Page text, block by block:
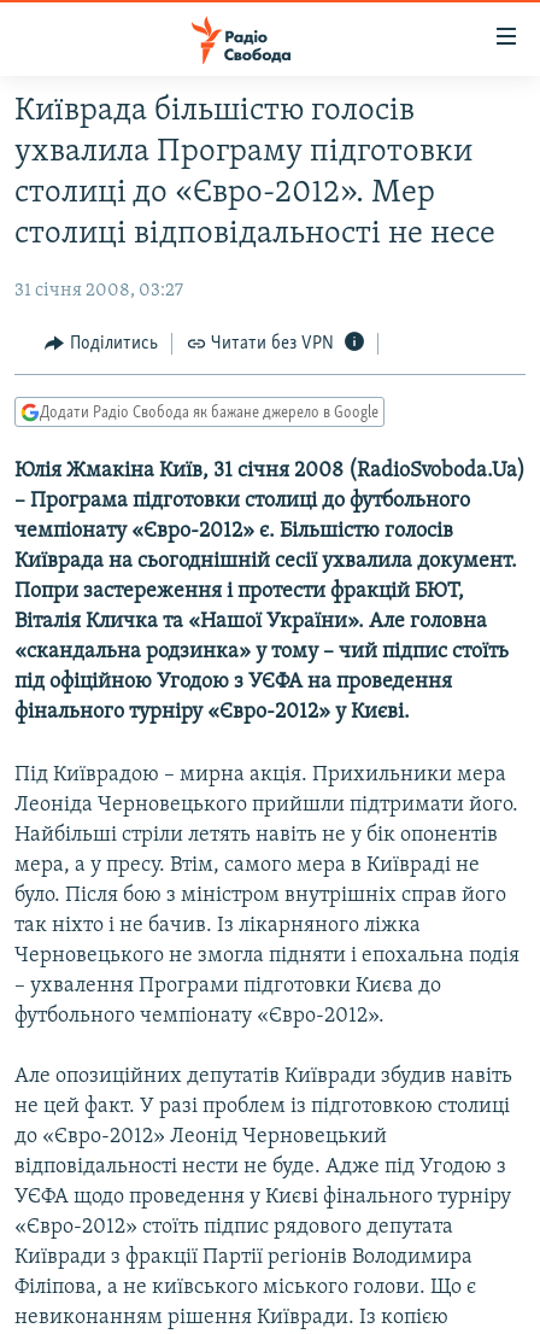
Перейти
до
основного
матеріалу
до
основної
Перейти
пошуку
РАДІО СВОБОДА – 70 РОКІВ
ВСЕ ЗА ДОБУ
СУСПІЛЬСТВО
СПОРТ
УКРАЇНА
СВІТ
РОСІЙСЬКА «ФІЛЬТРАЦІЯ»
ДОНБАС.РЕАЛІЇ
ТИ ЯК?
СХЕМИ
КИТАЙ.ВИКЛИКИ
МУЛЬТИМЕДІА
ФОТО
СПЕЦПРОЄКТИ
ПОДКАСТИ
РУС
УКР
КТАТ
Усі сайти RFE/RL
Київрада більшістю голосів
ухвалила Програму підготовки
столиці до «Євро-2012». Мер
столиці відповідальності не несе
31 січня 2008, 03:27
Поділитись Читати без VPN
Додати Радіо Свобода як бажане джерело в Google
Юлія Жмакіна Київ, 31 січня 2008 (RadioSvoboda.Ua)
– Програма підготовки столиці до футбольного
чемпіонату «Євро-2012» є. Більшістю голосів
Київрада на сьогоднішній сесії ухвалила документ.
Попри застереження і протести фракцій БЮТ,
Віталія Кличка та «Нашої України». Але головна
«скандальна родзинка» у тому – чий підпис стоїть
під офіційною Угодою з УЄФА на проведення
фінального турніру «Євро-2012» у Києві.
Під Київрадою – мирна акція. Прихильники мера
Леоніда Черновецького прийшли підтримати його.
Найбільші стріли летять навіть не у бік опонентів
мера, а у пресу. Втім, самого мера в Київраді не
було. Після бою з міністром внутрішніх справ його
так ніхто і не бачив. Із лікарняного ліжка
Черновецького не змогла підняти і епохальна подія
– ухвалення Програми підготовки Києва до
футбольного чемпіонату «Євро-2012».
Але опозиційних депутатів Київради збудив навіть
не цей факт. У разі проблем із підготовкою столиці
до «Євро-2012» Леонід Черновецький
відповідальності нести не буде. Адже під Угодою з
УЄФА щодо проведення у Києві фінального турніру
«Євро-2012» стоїть підпис рядового депутата
Київради з фракції Партії регіонів Володимира
Філіпова, а не київського міського голови. Що є
невиконанням рішення Київради. Із копією